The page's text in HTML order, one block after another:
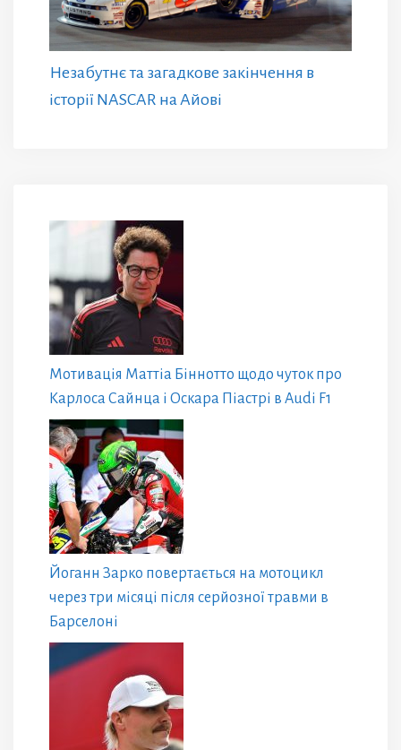
Незабутнє та загадкове закінчення в
історії NASCAR на Айові
Мотивація Маттіа Біннотто щодо чуток про
Карлоса Сайнца і Оскара Піастрі в Audi F1
Йоганн Зарко повертається на мотоцикл
через три місяці після серйозної травми в
Барселоні